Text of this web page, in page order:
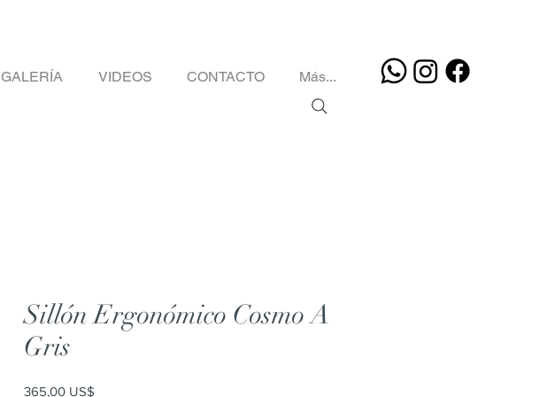
GALERÍA VIDEOS CONTACTO Más...
Sillón Ergonómico Cosmo A
Gris
365,00 US$